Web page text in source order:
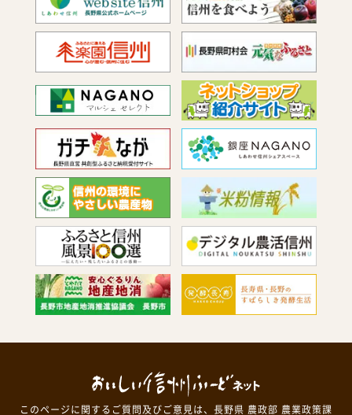
このページに関するご質問及びご意見は、長野県 農政部 農業政策課